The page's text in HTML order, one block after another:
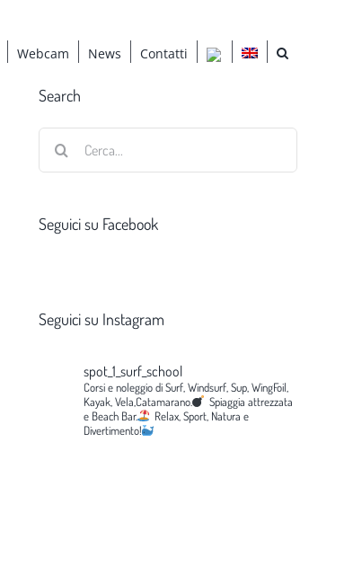
Webcam News Contatti
Search
Seguici su Facebook
Seguici su Instagram
spot_1_surf_school
Corsi e noleggio di Surf, Windsurf, Sup, WingFoil,
Kayak, Vela,Catamarano.
Spiaggia attrezzata
e Beach Bar.
Relax, Sport, Natura e
Divertimento!